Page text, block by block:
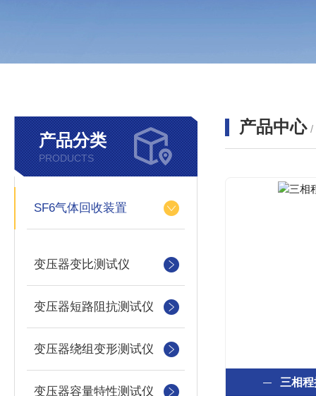
产品分类
PRODUCTS
SF6气体回收装置
变压器变比测试仪
变压器短路阻抗测试仪
变压器绕组变形测试仪
变压器容量特性测试仪
产品中心 /
三相